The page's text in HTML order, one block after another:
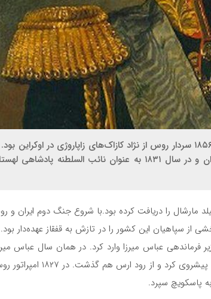
ایوان فیودورویچ پاسکویچ زاده ۸ مه ۱۷۸۲- مرگ ۱ فوریه ۱۸۵۶ سردار روس از نژاد کازاک‌های زاپاروژی در اوکراین
به واسطه پیروزی‌هایش در سال ۱۸۲۸ به لقب کنت ایروان و در سال ۱۸۳۱ به عنوان نائب السلطنه پادشاهی
را دریافت کرده بود.با شروع جنگ دوم ایران و
بخشی از سپاهیان این کشور را در تازش به قفقاز عهده‌دار
زیر فرماندهی عباس میرزا وارد کرد. در همان سال عباس
تا چورس(ایالتی در ارمنستان) عقب راند و خود تا آذربایجان پیشروی کرد و از رود ارس
پاسکویچ سپرد.